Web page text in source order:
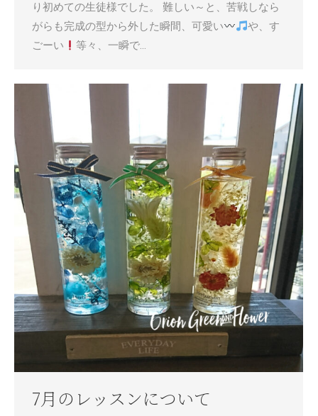
り初めての生徒様でした。 難しい～と、苦戦しなら
がらも完成の型から外した瞬間、可愛い
や、す
ごーい
等々、一瞬で…
7月のレッスンについて